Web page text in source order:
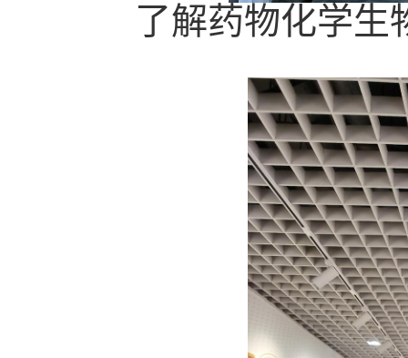
了解药物化学生